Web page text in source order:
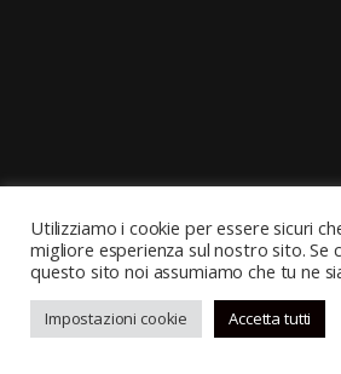
Utilizziamo i cookie per essere sicuri
migliore esperienza sul nostro sito. Se
questo sito noi assumiamo che tu ne
Impostazioni cookie Accetta tutti